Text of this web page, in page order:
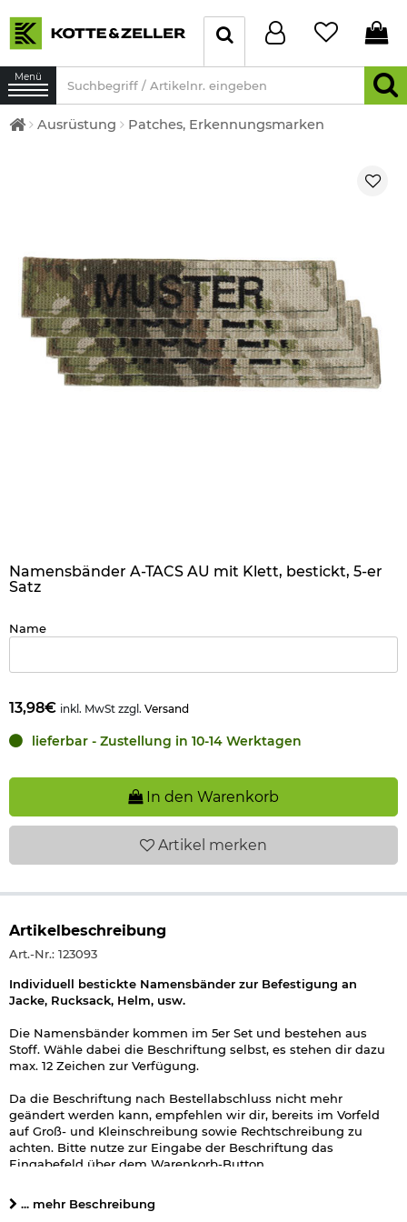
Menü
Ausrüstung Patches, Erkennungsmarken
Namensbänder A-TACS AU mit Klett, bestickt, 5-er
Satz
Name
13,98€ inkl. MwSt zzgl. Versand
lieferbar - Zustellung in 10-14 Werktagen
In den Warenkorb
Artikel merken
Artikelbeschreibung
Art.-Nr.: 123093
Individuell bestickte Namensbänder zur Befestigung an
Jacke, Rucksack, Helm, usw.
Die Namensbänder kommen im 5er Set und bestehen aus
Stoff. Wähle dabei die Beschriftung selbst, es stehen dir dazu
max. 12 Zeichen zur Verfügung.
Da die Beschriftung nach Bestellabschluss nicht mehr
geändert werden kann, empfehlen wir dir, bereits im Vorfeld
auf Groß- und Kleinschreibung sowie Rechtschreibung zu
achten. Bitte nutze zur Eingabe der Beschriftung das
Eingabefeld über dem Warenkorb-Button.
Details zu Namensbänder 5er Set:
... mehr Beschreibung